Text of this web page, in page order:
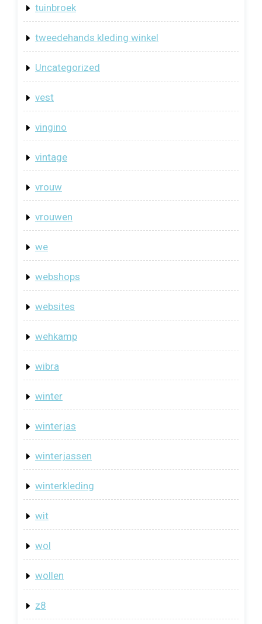
tuinbroek
tweedehands kleding winkel
Uncategorized
vest
vingino
vintage
vrouw
vrouwen
we
webshops
websites
wehkamp
wibra
winter
winterjas
winterjassen
winterkleding
wit
wol
wollen
z8